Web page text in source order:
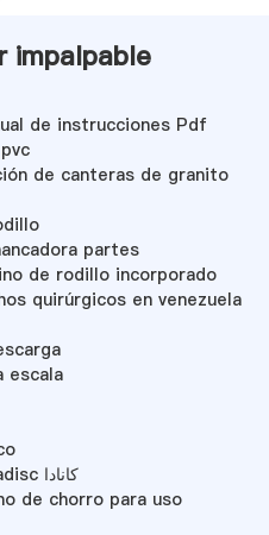
impalpable
de instrucciones Pdf
de canteras de granito
partes
de rodillo incorporado
quirúrgicos en venezuela
escala
قطعات سنگ شکن مخروطی gyradisc کانادا
de chorro para uso